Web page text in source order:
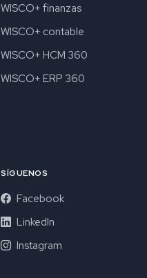
WISCO+ finanzas
WISCO+ contable
WISCO+ HCM 360
WISCO+ ERP 360
SÍGUENOS
Facebook
LinkedIn
Instagram